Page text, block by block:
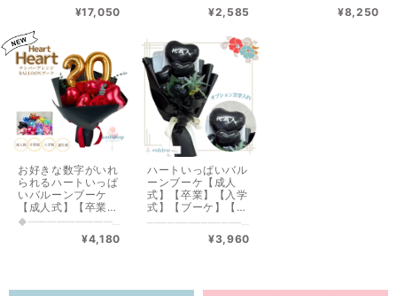
¥17,050 ¥2,585 ¥8,250
お好きな数字がいれ
られるハートいっぱ
いバルーンブーケ
【成人式】【卒業】
【入学式】【ブー
【推し活】【推し】
¥4,180
ハートいっぱいバル
ーンブーケ【成人
式】【卒業】【入学
式】【ブーケ】【誕
¥3,960